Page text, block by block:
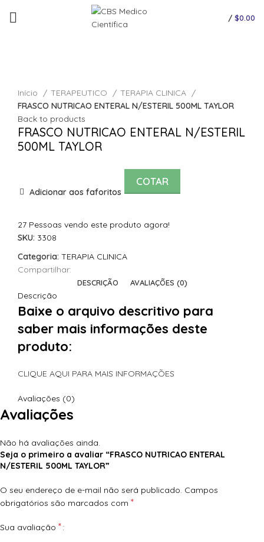
/ $0.00
Início
TERAPEUTICO
TERAPIA CLINICA
FRASCO NUTRICAO ENTERAL N/ESTERIL 500ML TAYLOR
Back to products
FRASCO NUTRICAO ENTERAL N/ESTERIL
500ML TAYLOR
Adicionar aos faforitos
COTAR
27 Pessoas vendo este produto agora!
SKU: 3308
Categoria: TERAPIA CLINICA
Compartilhar:
DESCRIÇÃO AVALIAÇÕES (0)
Descrição
Baixe o arquivo descritivo para
saber mais informações deste
produto:
CLIQUE AQUI PARA MAIS INFORMAÇÕES
Avaliações (0)
Avaliações
Não há avaliações ainda.
Seja o primeiro a avaliar “FRASCO NUTRICAO ENTERAL
N/ESTERIL 500ML TAYLOR”
O seu endereço de e-mail não será publicado. Campos
obrigatórios são marcados com *
Sua avaliação *